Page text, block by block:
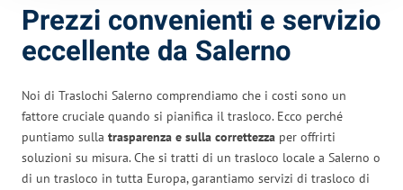
Prezzi convenienti e servizio
eccellente da Salerno
Noi di Traslochi Salerno comprendiamo che i costi sono un
fattore cruciale quando si pianifica il trasloco. Ecco perché
puntiamo sulla trasparenza e sulla correttezza per offrirti
soluzioni su misura. Che si tratti di un trasloco locale a Salerno o
di un trasloco in tutta Europa, garantiamo servizi di trasloco di